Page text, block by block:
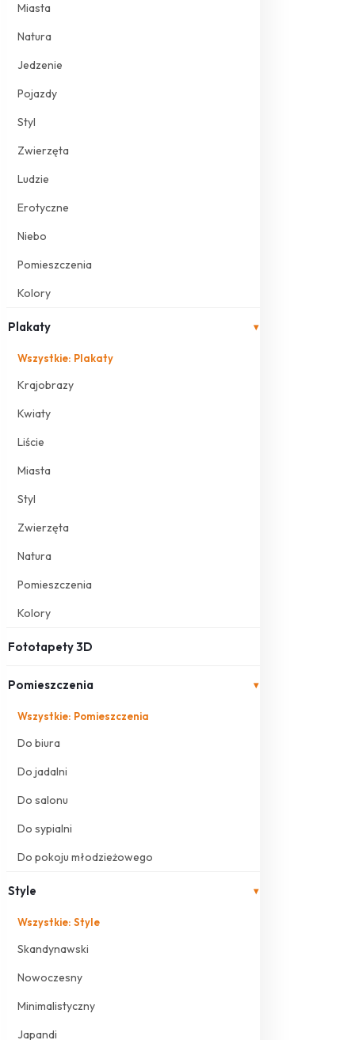
Miasta
Natura
Jedzenie
Pojazdy
Styl
Zwierzęta
Ludzie
Erotyczne
Niebo
Pomieszczenia
Kolory
Plakaty ▾
Wszystkie: Plakaty
Krajobrazy
Kwiaty
Liście
Miasta
Styl
Zwierzęta
Natura
Pomieszczenia
Kolory
Fototapety 3D
Pomieszczenia ▾
Wszystkie: Pomieszczenia
Do biura
Do jadalni
Do salonu
Do sypialni
Do pokoju młodzieżowego
Style ▾
Wszystkie: Style
Skandynawski
Nowoczesny
Minimalistyczny
Japandi